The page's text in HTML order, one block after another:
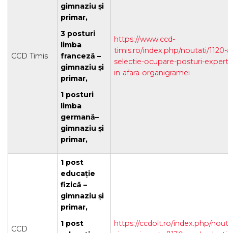
CCD Timis
gimnaziu și
primar,
3 posturi
limba
franceză –
gimnaziu și
primar,
1 posturi
limba
germană–
gimnaziu și
primar,
https://www.ccd-
timis.ro/index.php/noutati/
selectie-ocupare-posturi-
in-afara-organigramei
CCD
1 post
educație
fizică –
gimnaziu și
primar,
1 post
https://ccdolt.ro/index.php/